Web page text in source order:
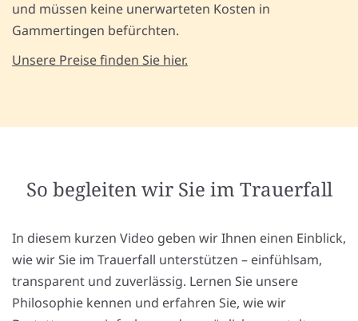
und müssen keine unerwarteten Kosten in
Gammertingen befürchten.
Unsere Preise finden Sie hier.
So begleiten wir Sie im Trauerfall
In diesem kurzen Video geben wir Ihnen einen Einblick,
wie wir Sie im Trauerfall unterstützen – einfühlsam,
transparent und zuverlässig. Lernen Sie unsere
Philosophie kennen und erfahren Sie, wie wir